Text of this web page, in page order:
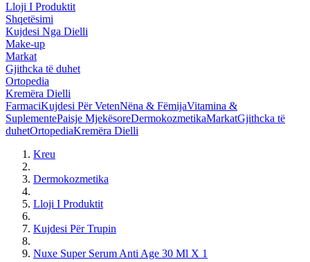
Lloji I Produktit
Shqetësimi
Kujdesi Nga Dielli
Make-up
Markat
Gjithcka të duhet
Ortopedia
Kremëra Dielli
FarmaciKujdesi Për VetenNëna & FëmijaVitamina &
SuplementePaisje MjekësoreDermokozmetikaMarkatGjithcka të
duhetOrtopediaKremëra Dielli
Kreu
Dermokozmetika
Lloji I Produktit
Kujdesi Për Trupin
Nuxe Super Serum Anti Age 30 Ml X 1